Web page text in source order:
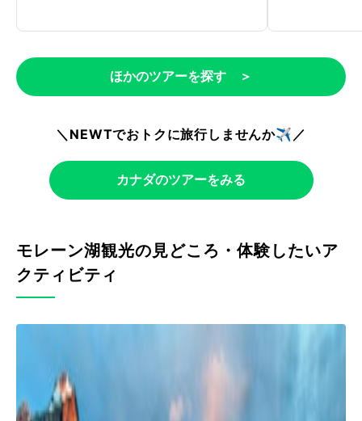
ほかのツアーを探す ＞
＼NEWTでおトクに旅行しませんか✈️／
カナダのツアーをみる
モレーン湖観光の見どころ・体験したいア
クティビティ